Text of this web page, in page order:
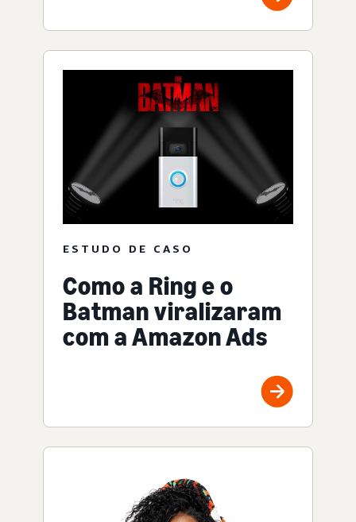
ESTUDO DE CASO
Como a Ring e o
Batman viralizaram
com a Amazon Ads